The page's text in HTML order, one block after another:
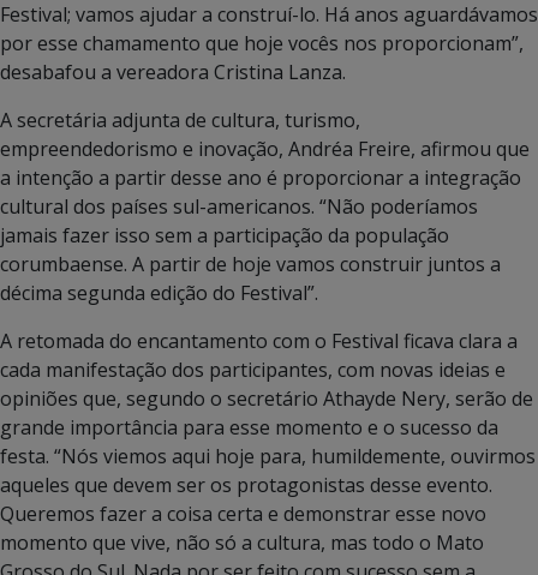
Festival; vamos ajudar a construí-lo. Há anos aguardávamos
por esse chamamento que hoje vocês nos proporcionam”,
desabafou a vereadora Cristina Lanza.
A secretária adjunta de cultura, turismo,
empreendedorismo e inovação, Andréa Freire, afirmou que
a intenção a partir desse ano é proporcionar a integração
cultural dos países sul-americanos. “Não poderíamos
jamais fazer isso sem a participação da população
corumbaense. A partir de hoje vamos construir juntos a
décima segunda edição do Festival”.
A retomada do encantamento com o Festival ficava clara a
cada manifestação dos participantes, com novas ideias e
opiniões que, segundo o secretário Athayde Nery, serão de
grande importância para esse momento e o sucesso da
festa. “Nós viemos aqui hoje para, humildemente, ouvirmos
aqueles que devem ser os protagonistas desse evento.
Queremos fazer a coisa certa e demonstrar esse novo
momento que vive, não só a cultura, mas todo o Mato